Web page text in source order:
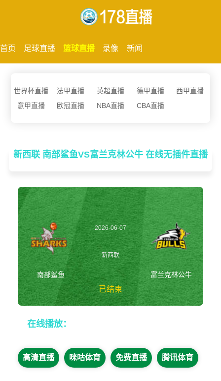
首页 足球直播 篮球直播 录像 新闻
世界杯直播 法甲直播 英超直播 德甲直播
西甲直播
意甲直播
欧冠直播 NBA直播 CBA直播
新西联 南部鲨鱼VS富兰克林公牛 在线无插件直播
南部鲨鱼
2026-06-07
14:00:00
新西联
已结束
富兰克林公牛
在线播放：
高清直播 咪咕体育 免费直播 腾讯体育